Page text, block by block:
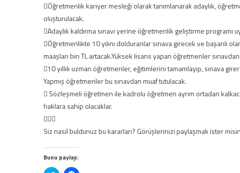
Öğretmenlik kariyer mesleği olarak tanımlanarak adaylık,
oluşturulacak.
Adaylık kaldırma sınavı yerine öğretmenlik geliştirme programı
Öğretmenlikte 10 yılını dolduranlar sınava girecek ve
maaşları bin TL artacak.Yüksek lisans yapan öğretmenler
10 yıllık uzman öğretmenler, eğitimlerini tamamlayıp, sınava
Yapmış öğretmenler bu sınavdan muaf tutulacak.
 Sözleşmeli öğretmen ile kadrolu öğretmen ayrım ortadan
haklara sahip olacaklar.

Siz nasil buldunuz bu kararları? Görüşlerinizi paylaşmak ister
Bunu paylaş: